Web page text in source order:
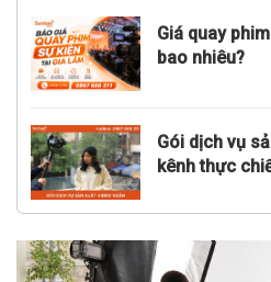
Giá quay
bao nhiêu?
Gói dịch vụ
kênh thực